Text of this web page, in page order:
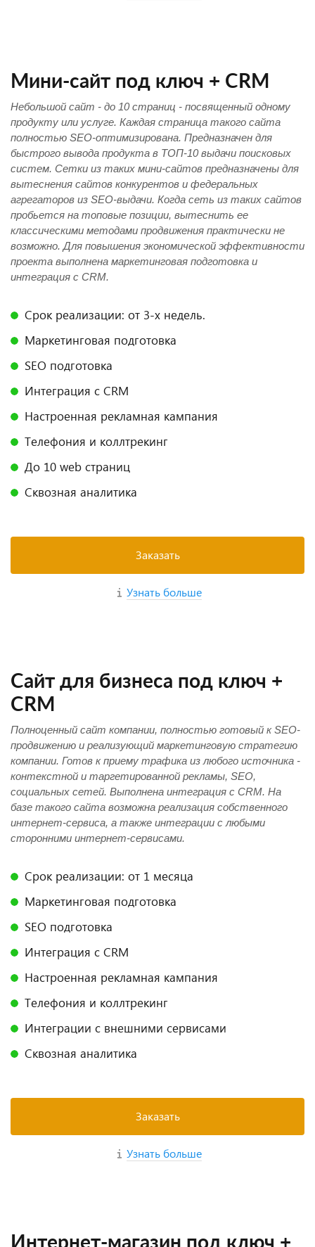
Мини-сайт под ключ + CRM
Небольшой сайт - до 10 страниц - посвященный одному
продукту или услуге. Каждая страница такого сайта
полностью SEO-оптимизирована. Предназначен для
быстрого вывода продукта в ТОП-10 выдачи поисковых
систем. Сетки из таких мини-сайтов предназначены для
вытеснения сайтов конкурентов и федеральных
агрегаторов из SEO-выдачи. Когда сеть из таких сайтов
пробьется на топовые позиции, вытеснить ее
классическими методами продвижения практически не
возможно. Для повышения экономической эффективности
проекта выполнена маркетинговая подготовка и
интеграция с CRM.
Срок реализации: от 3-х недель.
Маркетинговая подготовка
SEO подготовка
Интеграция с CRM
Настроенная рекламная кампания
Телефония и коллтрекинг
До 10 web страниц
Сквозная аналитика
Заказать
Узнать больше
Сайт для бизнеса под ключ +
CRM
Полноценный сайт компании, полностью готовый к SEO-
продвижению и реализующий маркетинговую стратегию
компании. Готов к приему трафика из любого источника -
контекстной и таргетированной рекламы, SEO,
социальных сетей. Выполнена интеграция с CRM. На
базе такого сайта возможна реализация собственного
интернет-сервиса, а также интеграции с любыми
сторонними интернет-сервисами.
Срок реализации: от 1 месяца
Маркетинговая подготовка
SEO подготовка
Интеграция с CRM
Настроенная рекламная кампания
Телефония и коллтрекинг
Интеграции с внешними сервисами
Сквозная аналитика
Заказать
Узнать больше
Интернет-магазин под ключ +